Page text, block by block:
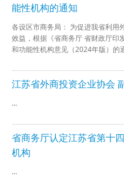
能性机构的通知
各设区市商务局： 为促进我省利用
效益，根据《省商务厅 省财政厅印
和功能性机构意见（2024年版）的
江苏省外商投资企业协会
...
省商务厅认定江苏省第十
机构
...